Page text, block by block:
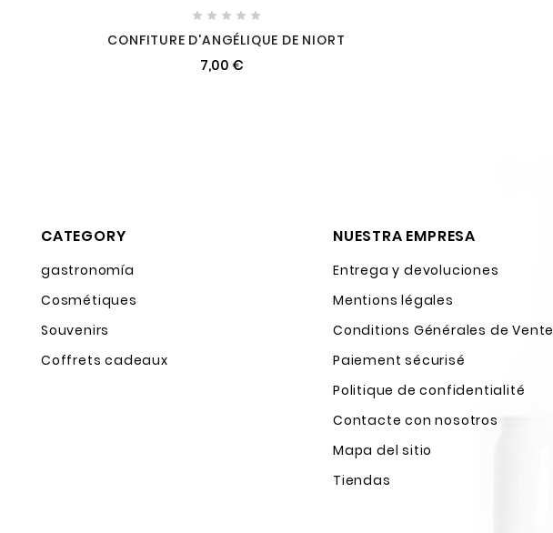
    
CONFITURE D'ANGÉLIQUE DE NIORT
7,00 €
CATEGORY
gastronomía
Cosmétiques
Souvenirs
Coffrets cadeaux
NUESTRA EMPRESA
Entrega y devoluciones
Mentions légales
Conditions Générales de Vente
Paiement sécurisé
Politique de confidentialité
Contacte con nosotros
Mapa del sitio
Tiendas